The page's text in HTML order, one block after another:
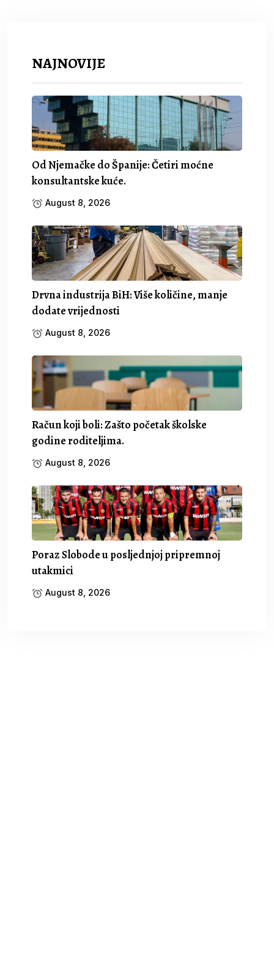
NAJNOVIJE
Od Njemačke do Španije: Četiri moćne
konsultantske kuće.
August 8, 2026
Drvna industrija BiH: Više količine, manje
dodate vrijednosti
August 8, 2026
Račun koji boli: Zašto početak školske
godine roditeljima.
August 8, 2026
Poraz Slobode u posljednjoj pripremnoj
utakmici
August 8, 2026